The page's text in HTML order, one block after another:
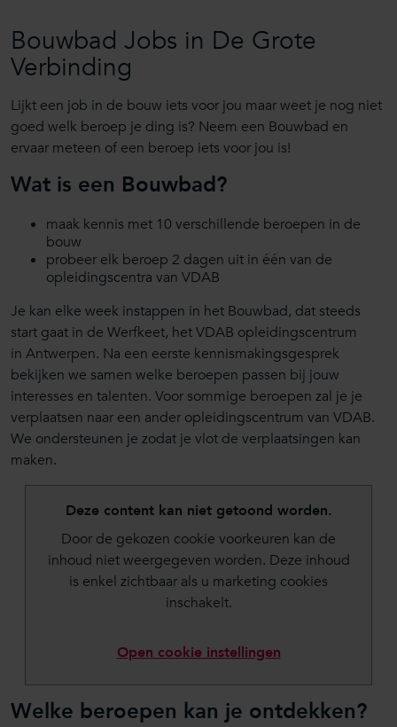
Bouwbad Jobs in De Grote
Verbinding
Lijkt een job in de bouw iets voor jou maar weet je nog niet
goed welk beroep je ding is? Neem een Bouwbad en
ervaar meteen of een beroep iets voor jou is!
Wat is een Bouwbad?
maak kennis met 10 verschillende beroepen in de
bouw
probeer elk beroep 2 dagen uit in één van de
opleidingscentra van VDAB
Je kan elke week instappen in het Bouwbad, dat steeds
start gaat in de Werfkeet, het VDAB opleidingscentrum
in Antwerpen. Na een eerste kennismakingsgesprek
bekijken we samen welke beroepen passen bij jouw
interesses en talenten. Voor sommige beroepen zal je je
verplaatsen naar een ander opleidingscentrum van VDAB.
We ondersteunen je zodat je vlot de verplaatsingen kan
maken.
Deze content kan niet getoond worden.
Door de gekozen cookie voorkeuren kan de
inhoud niet weergegeven worden. Deze inhoud
is enkel zichtbaar als u marketing cookies
inschakelt.
Open cookie instellingen
Welke beroepen kan je ontdekken?